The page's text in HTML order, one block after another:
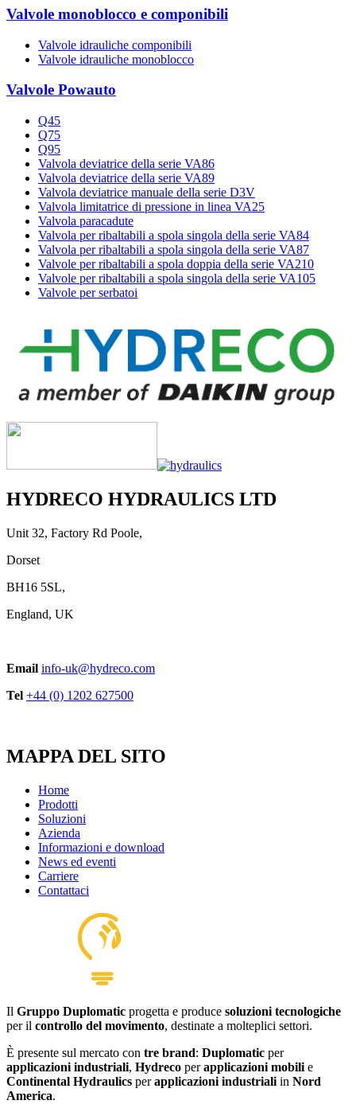
Valvole monoblocco e componibili
Valvole idrauliche componibili
Valvole idrauliche monoblocco
Valvole Powauto
Q45
Q75
Q95
Valvola deviatrice della serie VA86
Valvola deviatrice della serie VA89
Valvola deviatrice manuale della serie D3V
Valvola limitatrice di pressione in linea VA25
Valvola paracadute
Valvola per ribaltabili a spola singola della serie VA84
Valvola per ribaltabili a spola singola della serie VA87
Valvole per ribaltabili a spola doppia della serie VA210
Valvole per ribaltabili a spola singola della serie VA105
Valvole per serbatoi
HYDRECO HYDRAULICS LTD
Unit 32, Factory Rd Poole,
Dorset
BH16 5SL,
England, UK
Email info-uk@hydreco.com
Tel +44 (0) 1202 627500
MAPPA DEL SITO
Home
Prodotti
Soluzioni
Azienda
Informazioni e download
News ed eventi
Carriere
Contattaci
Il Gruppo Duplomatic progetta e produce soluzioni tecnologiche
per il controllo del movimento, destinate a molteplici settori.
È presente sul mercato con tre brand: Duplomatic per
applicazioni industriali, Hydreco perapplicazioni mobili e
Continental Hydraulics perapplicazioni industriali in Nord
America.